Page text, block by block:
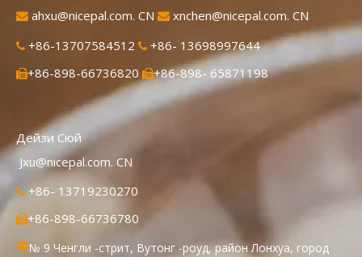
 ahxu@nicepal.com. CN  xnchen@nicepal.com. CN
 +86-13707584512  +86- 13698997644
+86-898-66736820 +86-898- 65871198
Дейзи Сюй
Jxu@nicepal.com. CN
 +86- 13719230270
+86-898-66736780
№ 9 Ченгли -стрит, Вутонг -роуд, район Лонхуа, город